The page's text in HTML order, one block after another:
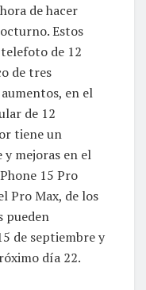
de hacer
Estos
de 12
de tres
en el
de 12
tiene un
mejoras en el
15 Pro
Pro Max, de los
pueden
de septiembre y
día 22.